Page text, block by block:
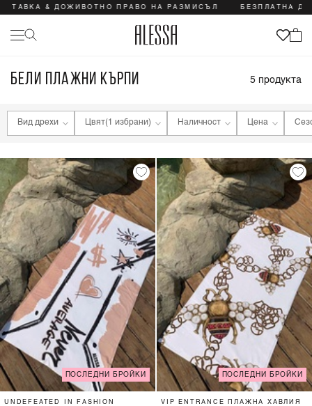
& ДОЖИВОТНО ПРАВО НА РАЗМИСЪЛ БЕЗПЛАТНА
БЕЛИ ПЛАЖНИ КЪРПИ 5продукта
Вид дрехи Цвят(1 избрани) Наличност Цена
ПОСЛЕДНИ БРОЙКИ
UNDEFEATED IN FASHION
ПОСЛЕДНИ БРОЙКИ
VIP ENTRANCE ПЛАЖНА ХАВЛИЯ